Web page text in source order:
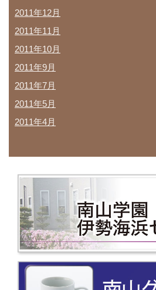
2011年12月
2011年11月
2011年10月
2011年9月
2011年7月
2011年5月
2011年4月